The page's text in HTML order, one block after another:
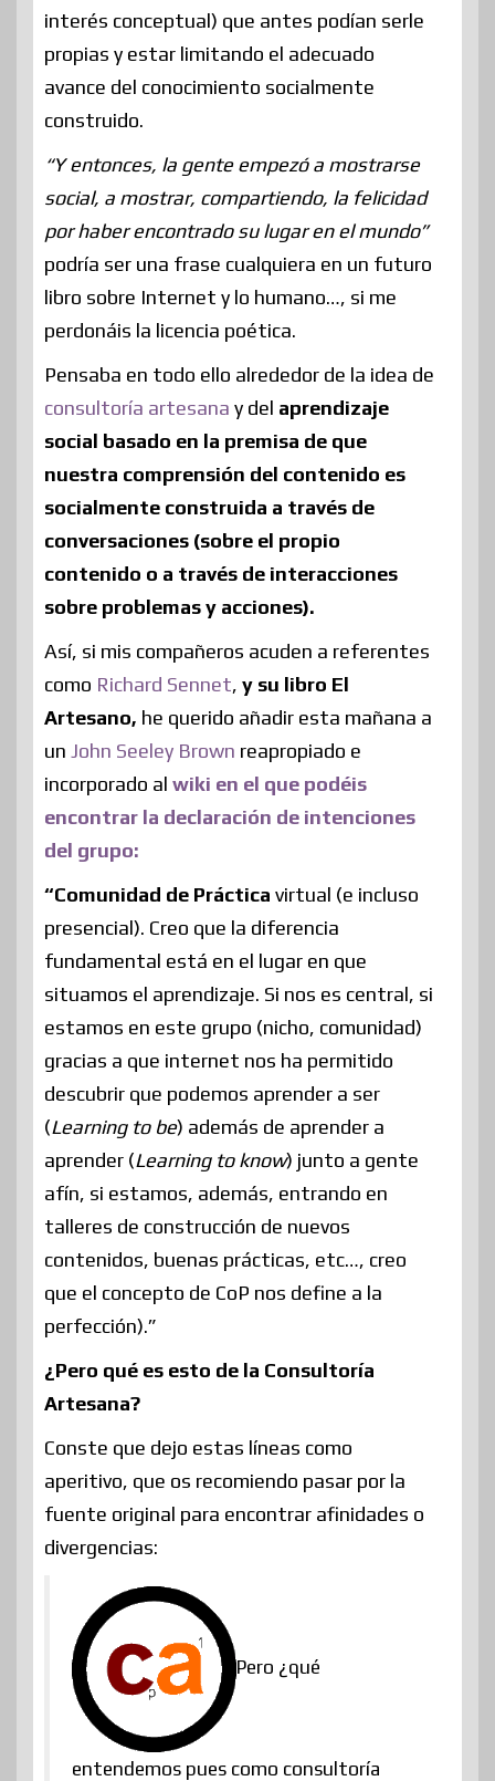
interés conceptual) que antes podían serle
propias y estar limitando el adecuado
avance del conocimiento socialmente
construido.
“Y entonces, la gente empezó a mostrarse
social, a mostrar, compartiendo, la felicidad
por haber encontrado su lugar en el mundo”
podría ser una frase cualquiera en un futuro
libro sobre Internet y lo humano…, si me
perdonáis la licencia poética.
Pensaba en todo ello alrededor de la idea de
consultoría artesana y del aprendizaje
social basado en la premisa de que
nuestra comprensión del contenido es
socialmente construida a través de
conversaciones (sobre el propio
contenido o a través de interacciones
sobre problemas y acciones).
Así, si mis compañeros acuden a referentes
como Richard Sennet, y su libro El
Artesano, he querido añadir esta mañana a
un John Seeley Brown reapropiado e
incorporado al wiki en el que podéis
encontrar la declaración de intenciones
del grupo:
“Comunidad de Práctica virtual (e incluso
presencial). Creo que la diferencia
fundamental está en el lugar en que
situamos el aprendizaje. Si nos es central, si
estamos en este grupo (nicho, comunidad)
gracias a que internet nos ha permitido
descubrir que podemos aprender a ser
(Learning to be) además de aprender a
aprender (Learning to know) junto a gente
afín, si estamos, además, entrando en
talleres de construcción de nuevos
contenidos, buenas prácticas, etc…, creo
que el concepto de CoP nos define a la
perfección).”
¿Pero qué es esto de la Consultoría
Artesana?
Conste que dejo estas líneas como
aperitivo, que os recomiendo pasar por la
fuente original para encontrar afinidades o
divergencias:
Pero ¿qué
entendemos pues como consultoría